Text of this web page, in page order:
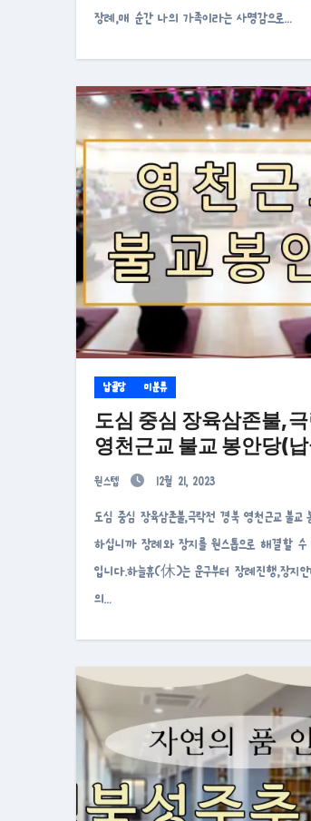
장례,매 순간 나의 가족이라는 사명감으로…
납골당 미분류
도심 중심 장육삼존불,
영천근교 불교 봉안당(
원스텝 12월 21, 2023
도심 중심 장육삼존불,극락전 경북 영천근교 불교 봉안당(납골당)안녕
하십니까 장례와 장지를 원스톱으로 해결할
입니다.하늘휴(休)는 운구부터 장례진행,장지
의…